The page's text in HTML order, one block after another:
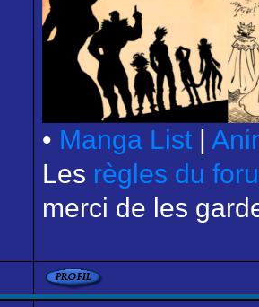
• Manga List |
Les règles du
merci de les